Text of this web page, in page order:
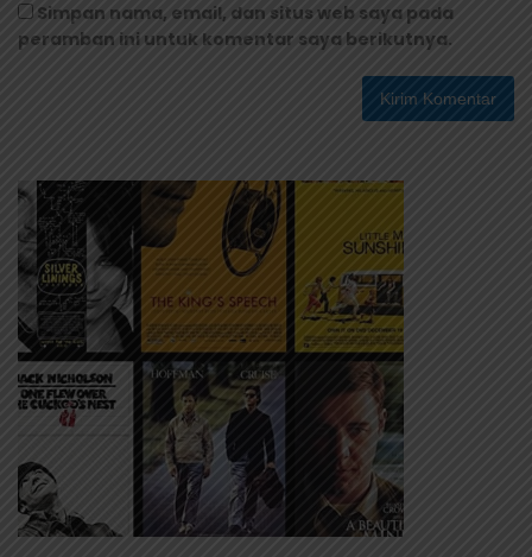
Simpan nama, email, dan situs web saya pada
peramban ini untuk komentar saya berikutnya.